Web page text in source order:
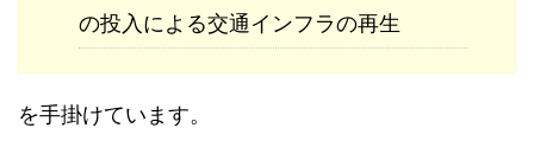
の投入による交通インフラの再生
を手掛けています。